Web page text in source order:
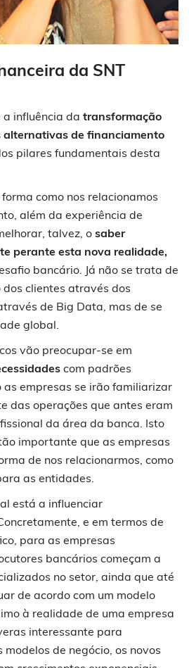
da SNT
influência da transformação
alternativas de financiamento
pilares fundamentais desta
como nos relacionamos
além da experiência de
talvez, o saber
perante esta nova realidade,
bancário. Já não se trata de
clientes através dos
de Big Data, mas de se
global.
vão preocupar-se em
com padrões
empresas se irão familiarizar
das operações que antes eram
da área da banca. Isto
importante que as empresas
de nos relacionarmos, como
as entidades.
está a influenciar
e em termos de
para as empresas
bancários começam a
no setor, ainda que até
de acordo com um modelo
à realidade de uma empresa
interessante para
de negócio, os novos